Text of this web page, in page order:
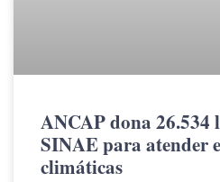
ANCAP dona 26.534
SINAE para atender
climáticas